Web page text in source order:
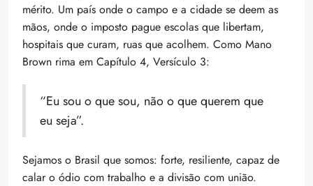
mérito. Um país onde o campo e a cidade se deem as
mãos, onde o imposto pague escolas que libertam,
hospitais que curam, ruas que acolhem. Como Mano
Brown rima em Capítulo 4, Versículo 3:
“Eu sou o que sou, não o que querem que
eu seja”.
Sejamos o Brasil que somos: forte, resiliente, capaz de
calar o ódio com trabalho e a divisão com união.